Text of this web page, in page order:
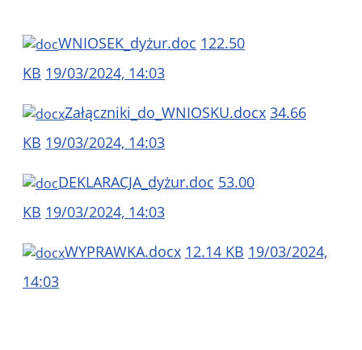
WNIOSEK_dyżur.doc 122.50
KB 19/03/2024, 14:03
Załączniki_do_WNIOSKU.docx 34.66
KB 19/03/2024, 14:03
DEKLARACJA_dyżur.doc 53.00
KB 19/03/2024, 14:03
WYPRAWKA.docx 12.14 KB 19/03/2024,
14:03